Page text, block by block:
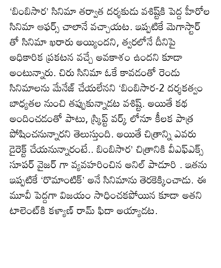
‘బింబిసార’ సినిమా తర్వాత దర్శకుడు వశిష్ట్‌కి పెద్ద హీరోల
సినిమా ఆఫ‌ర్స్ చాలానే వ‌చ్చాయట‌. ఇప్పటికే మెగాస్టార్
తో సినిమా ఖరారు అయ్యిందని, త్వరలోనే దీనిపై
అధికారిక ప్రకటన వచ్చే అవకాశం ఉందని కూడా
అంటున్నారు. చిరు సినిమా ఓకే కావ‌డంతో రెండు
సినిమాలను మేనేజ్ చేయలేనని ‘బింబిసార-2 దర్శకత్వం
బాధ్యతల నుంచి తప్పుకున్నాడ‌ట వశిష్ట్‌. అయితే క‌థ
అందించ‌డంతో పాటు, స్క్రిప్ట్ వర్క్ లోనూ కీలక పాత్ర
పోషించనున్నారని తెలుస్తుంది. అయితే చిత్రాన్ని ఎవ‌రు
డైరెక్ట్ చేయ‌నున్నారంటే.. బింబిసార’ చిత్రానికి వీఎఫ్ఎక్స్
సూపర్ వైజర్ గా వ్యవహరించిన అనిల్ పాడూరి . ఇత‌ను
ఇప్పటికే ‘రొమాంటిక్’ అనే సినిమాను తెరకెక్కించాడు. ఈ
మూవీ పెద్ద‌గా విజ‌యం సాధించ‌క‌పోయిన కూడా అత‌ని
టాలెంట్‌కి క‌ళ్యాణ్ రామ్ ఫిదా అయ్యాడ‌ట‌.